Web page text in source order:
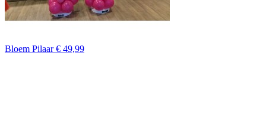
Bloem Pilaar € 49,99